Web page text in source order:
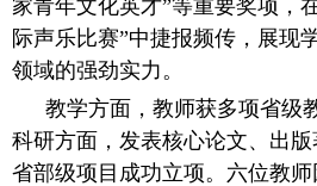
家青年文化英才”等重要奖项，
际声乐比赛”中捷报频传，展现
领域的强劲实力。
教学方面，教师获多项省级
科研方面，发表核心论文、出版
省部级项目成功立项。六位教